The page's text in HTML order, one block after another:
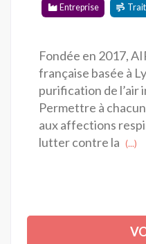
Entreprise
Fondée en 2017,
française basée à
purification de
Permettre à
aux affections
lutter contre la (...)